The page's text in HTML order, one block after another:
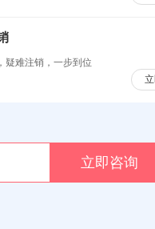
疑难注销，一步到位
立即咨询